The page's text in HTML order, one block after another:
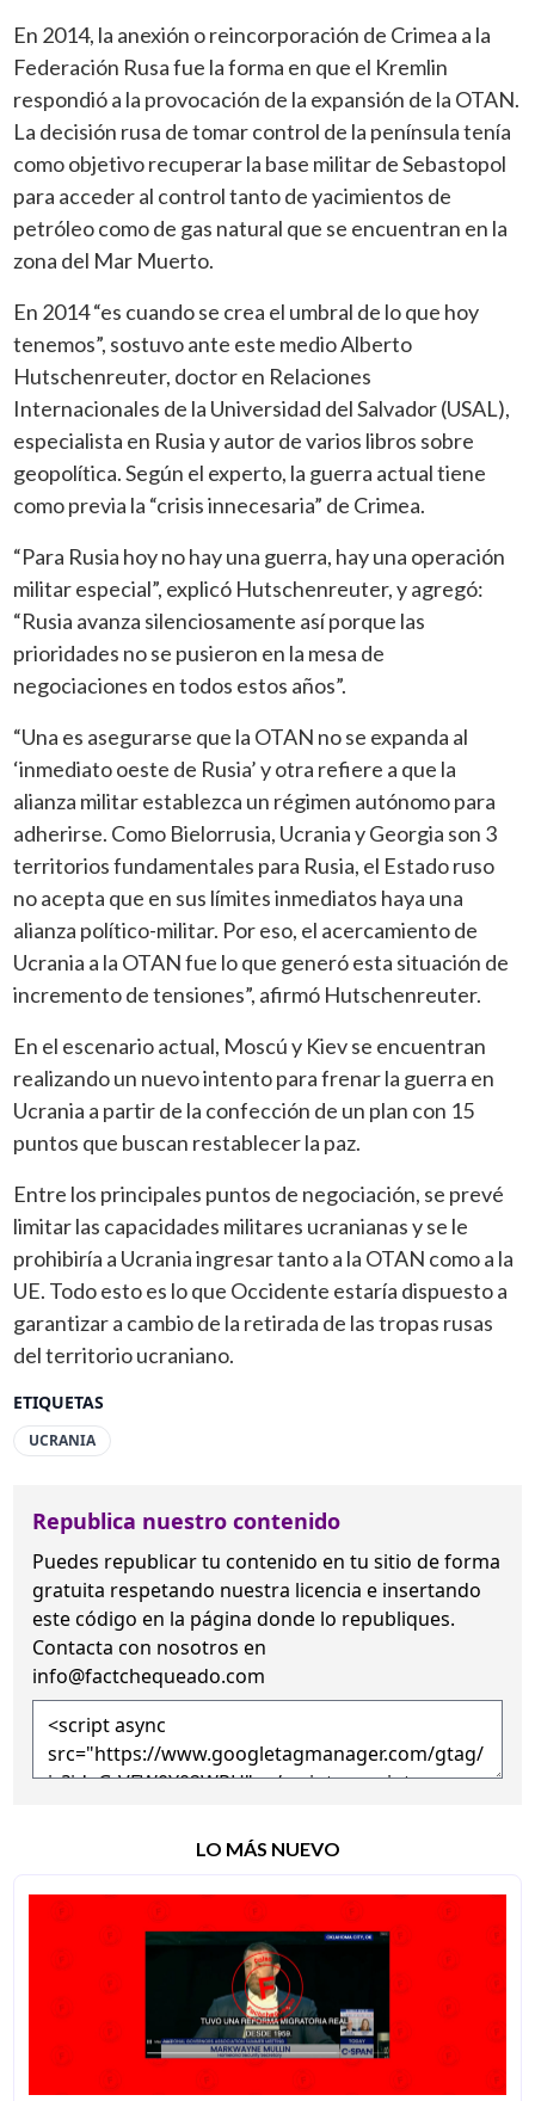
ETIQUETAS
UCRANIA
En 2014, la anexión o reincorporación de Crimea a la
Federación Rusa fue la forma en que el Kremlin
respondió a la provocación de la expansión de la OTAN.
La decisión rusa de tomar control de la península tenía
como objetivo recuperar la base militar de Sebastopol
para acceder al control tanto de yacimientos de
petróleo como de gas natural que se encuentran en la
zona del Mar Muerto.
En 2014 “es cuando se crea el umbral de lo que hoy
tenemos”, sostuvo ante este medio Alberto
Hutschenreuter, doctor en Relaciones
Internacionales de la Universidad del Salvador (USAL),
especialista en Rusia y autor de varios libros sobre
geopolítica. Según el experto, la guerra actual tiene
como previa la “crisis innecesaria” de Crimea.
“Para Rusia hoy no hay una guerra, hay una operación
militar especial”, explicó Hutschenreuter, y agregó:
“Rusia avanza silenciosamente así porque las
prioridades no se pusieron en la mesa de
negociaciones en todos estos años”.
“Una es asegurarse que la OTAN no se expanda al
‘inmediato oeste de Rusia’ y otra refiere a que la
alianza militar establezca un régimen autónomo para
adherirse. Como Bielorrusia, Ucrania y Georgia son 3
territorios fundamentales para Rusia, el Estado ruso
no acepta que en sus límites inmediatos haya una
alianza político-militar. Por eso, el acercamiento de
Ucrania a la OTAN fue lo que generó esta situación de
incremento de tensiones”, afirmó Hutschenreuter.
En el escenario actual, Moscú y Kiev se encuentran
realizando un nuevo intento para frenar la guerra en
Ucrania a partir de la confección de un plan con 15
puntos que buscan restablecer la paz.
Entre los principales puntos de negociación, se prevé
limitar las capacidades militares ucranianas y se le
prohibiría a Ucrania ingresar tanto a la OTAN como a la
UE. Todo esto es lo que Occidente estaría dispuesto a
garantizar a cambio de la retirada de las tropas rusas
del territorio ucraniano.
Republica nuestro contenido
Puedes republicar tu contenido en tu sitio de forma
gratuita respetando nuestra licencia e insertando
este código en la página donde lo republiques.
Contacta con nosotros en
info@factchequeado.com
LO MÁS NUEVO